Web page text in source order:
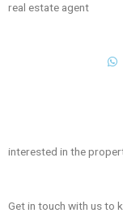
real estate agent
interested in the
Get in touch with us to